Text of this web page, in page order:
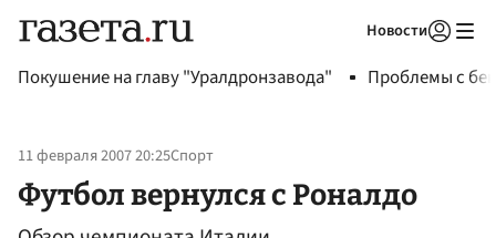
Новости
Покушение на главу "Уралдронзавода" Проблемы с
11 февраля 2007 20:25Спорт
Футбол вернулся с Роналдо